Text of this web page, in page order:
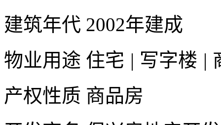
建筑年代 2002年建成
物业用途 住宅 | 写字楼 |
产权性质 商品房